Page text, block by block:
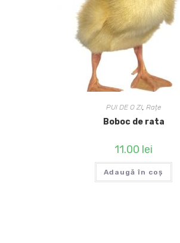
PUI DE O ZI, Rațe
Boboc de rata
11.00 lei
Adaugă în coș